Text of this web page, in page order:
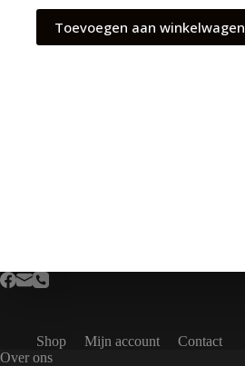
Toevoegen aan winkelwagen
Shop Mijn account
Contact
Over ons